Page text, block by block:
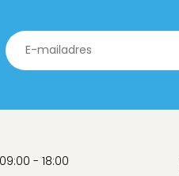
09:00 - 18:00